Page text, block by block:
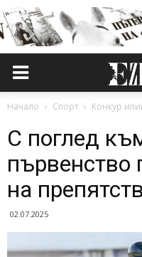
Начало Спорт Конкур
С поглед
първенство
на
02.07.2025